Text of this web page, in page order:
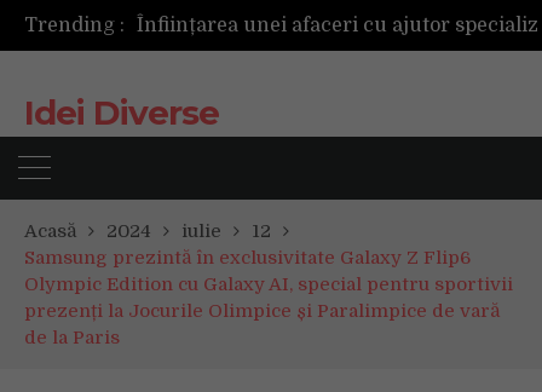
Trending :
Următoarea fotografie poate fi cea mai reușită de până acum
Mașinile de spălat și uscătoarele bazate pe inteligență artificială îți cunosc hainele mai bine decât tine
Idei Diverse
Acasă 2024 iulie
12
Samsung prezintă în exclusivitate Galaxy Z Flip6
Olympic Edition cu Galaxy AI, special pentru sportivii
prezenți la Jocurile Olimpice și Paralimpice de vară
de la Paris